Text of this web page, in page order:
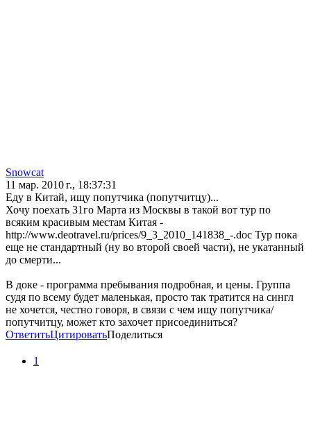
Snowcat
11 мар. 2010 г., 18:37:31
Еду в Китай, ищу попутчика (попутчитцу)...
Хочу поехать 31го Марта из Москвы в такой вот тур по
всяким красивым местам Китая -
http://www.deotravel.ru/prices/9_3_2010_141838_-.doc Тур пока
еще не стандартный (ну во второй своей части), не укатанный
до смерти...
В доке - программа пребывания подробная, и цены. Группа
судя по всему будет маленькая, просто так тратится на сингл
не хочется, честно говоря, в связи с чем ищу попутчика/
попутчитцу, может кто захочет присоединиться?
ОтветитьЦитироватьПоделиться
1